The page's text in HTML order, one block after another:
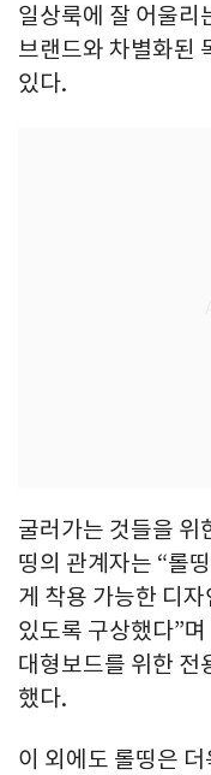
일상룩에 잘 어울리
브랜드와 차별화된
있다.
굴러가는 것들을 위
띵의 관계자는 “롤
게 착용 가능한 디
있도록 구상했다”
대형보드를 위한 전
했다.
이 외에도 롤띵은